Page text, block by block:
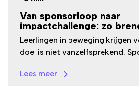
Van sponsorloop naar
impactchallenge: zo
maatschappelijke
leven
Leerlingen in beweging krijgen
doel is niet vanzelfsprekend.
veel organisatie en spreken niet
Lees meer